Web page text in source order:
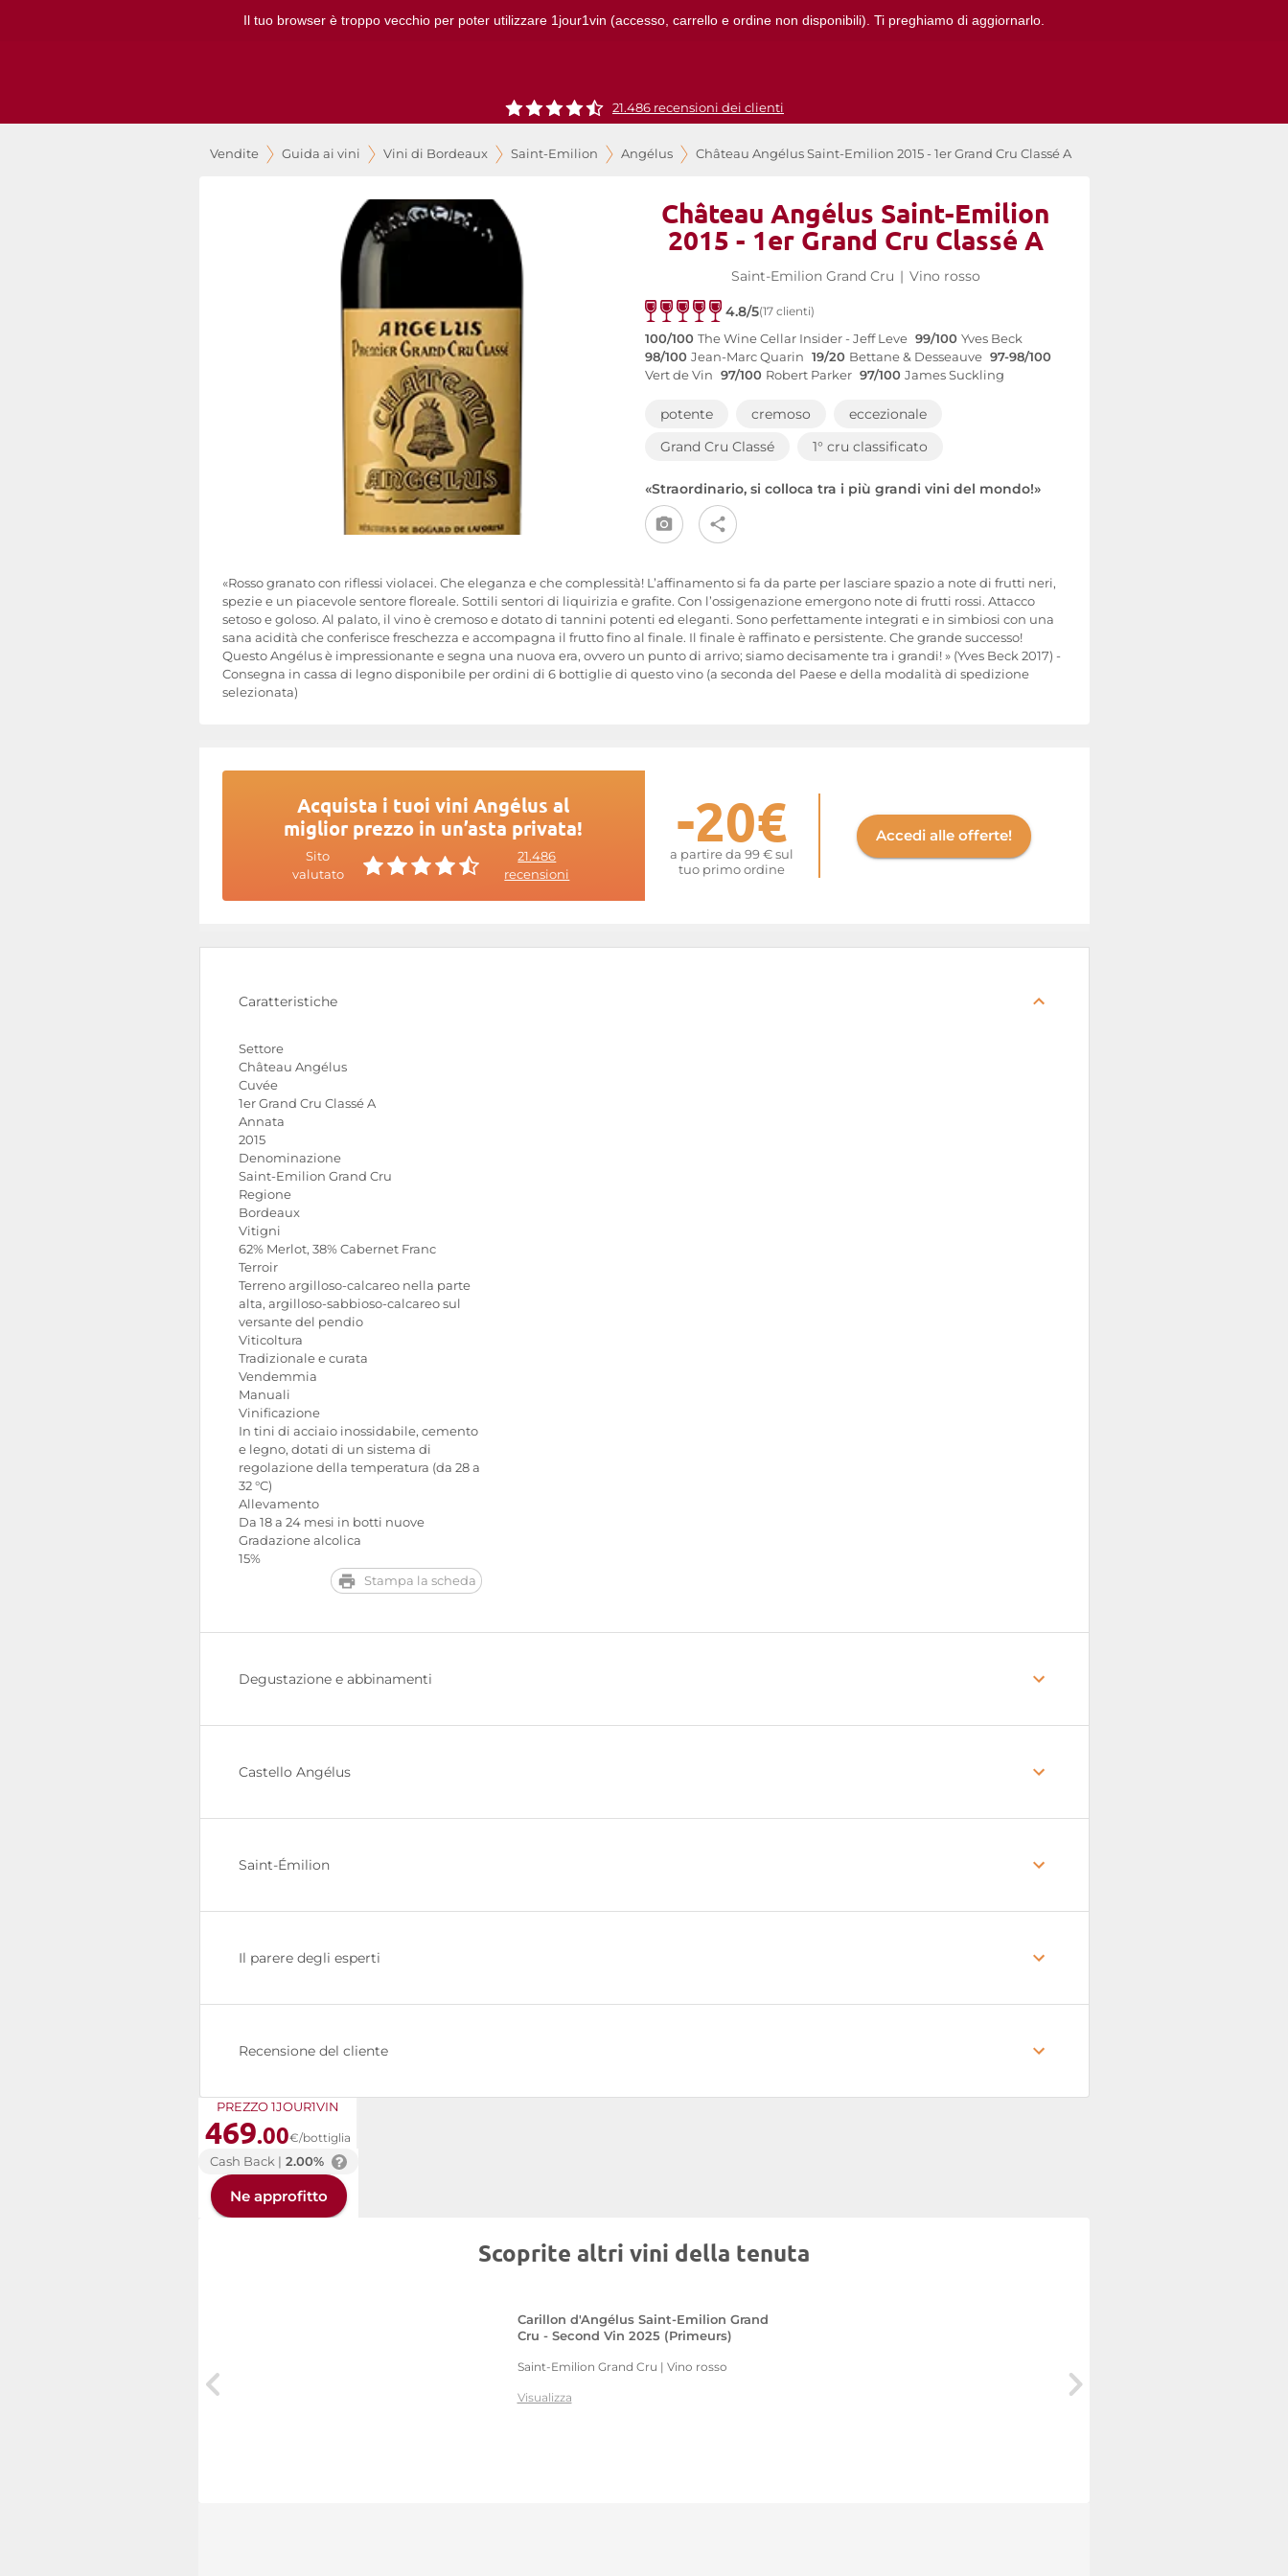
Il tuo browser è troppo vecchio per poter utilizzare 1jour1vin (accesso, carrello e ordine non disponibili). Ti preghiamo di aggiornarlo.
21.486 recensioni dei clienti
Vendite Guida ai vini Vini di Bordeaux Saint-Emilion Angélus Château Angélus Saint-Emilion 2015 - 1er Grand Cru Classé A
Château Angélus Saint-Emilion
2015 - 1er Grand Cru Classé A
Saint-Emilion Grand Cru | Vino rosso
4.8/5(17 clienti)
100/100 The Wine Cellar Insider - Jeff Leve 99/100 Yves Beck
98/100 Jean-Marc Quarin 19/20 Bettane & Desseauve 97-98/100
Vert de Vin 97/100 Robert Parker 97/100 James Suckling
potente cremoso
eccezionale
Grand Cru Classé
1° cru classificato
«Straordinario, si colloca tra i più grandi vini del mondo!»
«Rosso granato con riflessi violacei. Che eleganza e che complessità! L’affinamento si fa da parte per lasciare spazio a note di frutti neri,
spezie e un piacevole sentore floreale. Sottili sentori di liquirizia e grafite. Con l’ossigenazione emergono note di frutti rossi. Attacco
setoso e goloso. Al palato, il vino è cremoso e dotato di tannini potenti ed eleganti. Sono perfettamente integrati e in simbiosi con una
sana acidità che conferisce freschezza e accompagna il frutto fino al finale. Il finale è raffinato e persistente. Che grande successo!
Questo Angélus è impressionante e segna una nuova era, ovvero un punto di arrivo; siamo decisamente tra i grandi! » (Yves Beck 2017) -
Consegna in cassa di legno disponibile per ordini di 6 bottiglie di questo vino (a seconda del Paese e della modalità di spedizione
selezionata)
Acquista i tuoi vini Angélus al
miglior prezzo in un’asta privata!
Sito
valutato
21.486
recensioni
-20€
a partire da 99 € sul
tuo primo ordine
Accedi alle offerte!
Caratteristiche
Settore
Château Angélus
Cuvée
1er Grand Cru Classé A
Annata
2015
Denominazione
Saint-Emilion Grand Cru
Regione
Bordeaux
Vitigni
62% Merlot, 38% Cabernet Franc
Terroir
Terreno argilloso-calcareo nella parte
alta, argilloso-sabbioso-calcareo sul
versante del pendio
Viticoltura
Tradizionale e curata
Vendemmia
Manuali
Vinificazione
In tini di acciaio inossidabile, cemento
e legno, dotati di un sistema di
regolazione della temperatura (da 28 a
32 °C)
Allevamento
Da 18 a 24 mesi in botti nuove
Gradazione alcolica
15%
Stampa la scheda
Degustazione e abbinamenti
Castello Angélus
Saint-Émilion
Il parere degli esperti
Recensione del cliente
PREZZO 1JOUR1VIN
469.00€/bottiglia
Cash Back | 2.00%
Ne approfitto
Scoprite altri vini della tenuta
Carillon d'Angélus Saint-Emilion Grand
Cru - Second Vin 2025 (Primeurs)
Saint-Emilion Grand Cru | Vino rosso
Visualizza